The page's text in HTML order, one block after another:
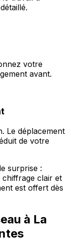
votre
avant.
Le déplacement
de votre
surprise :
clair et
est offert dès
à La